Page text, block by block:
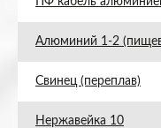
Алюминий 1-2
Свинец (переплав)
Нержавейка 10